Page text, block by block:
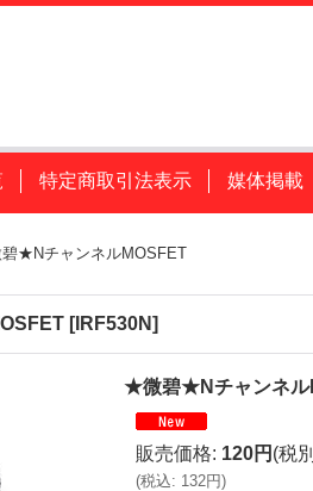
特定商取引法表示 媒体掲載
★NチャンネルMOSFET
[IRF530N]
★微碧★Nチャンネル
販売価格: 120円 (税
(税込: 132円)